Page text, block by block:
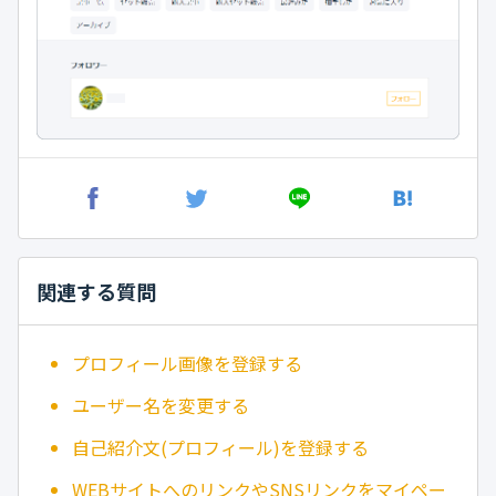
関連する質問
プロフィール画像を登録する
ユーザー名を変更する
自己紹介文(プロフィール)を登録する
WEBサイトへのリンクやSNSリンクをマイペー